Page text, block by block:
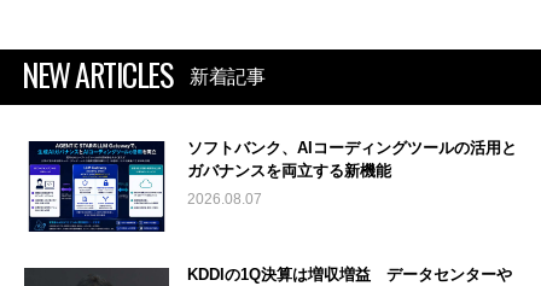
NEW ARTICLES 新着記事
ソフトバンク、AIコーディングツールの活用と
ガバナンスを両立する新機能
2026.08.07
KDDIの1Q決算は増収増益 データセンターや